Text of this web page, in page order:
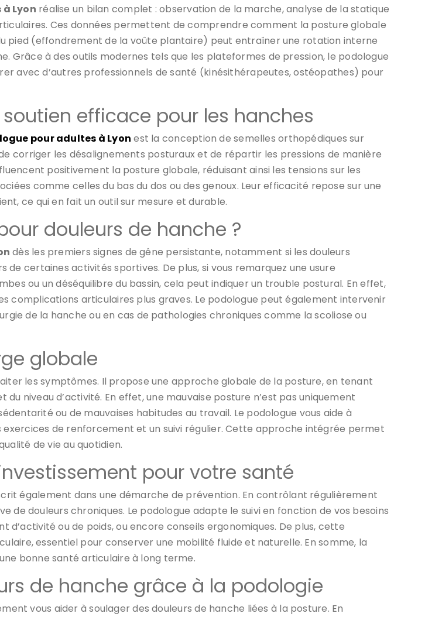
Lyon réalise un bilan complet : observation de la marche, analyse de la statique
Ces données permettent de comprendre comment la posture globale
pied (effondrement de la voûte plantaire) peut entraîner une rotation interne
Grâce à des outils modernes tels que les plateformes de pression, le podologue
avec d’autres professionnels de santé (kinésithérapeutes, ostéopathes) pour
efficace pour les hanches
pour adultes à Lyon est la conception de semelles orthopédiques sur
corriger les désalignements posturaux et de répartir les pressions de manière
positivement la posture globale, réduisant ainsi les tensions sur les
comme celles du bas du dos ou des genoux. Leur efficacité repose sur une
ce qui en fait un outil sur mesure et durable.
douleurs de hanche ?
dès les premiers signes de gêne persistante, notamment si les douleurs
certaines activités sportives. De plus, si vous remarquez une usure
ou un déséquilibre du bassin, cela peut indiquer un trouble postural. En effet,
complications articulaires plus graves. Le podologue peut également intervenir
de la hanche ou en cas de pathologies chroniques comme la scoliose ou
globale
les symptômes. Il propose une approche globale de la posture, en tenant
niveau d’activité. En effet, une mauvaise posture n’est pas uniquement
ou de mauvaises habitudes au travail. Le podologue vous aide à
de renforcement et un suivi régulier. Cette approche intégrée permet
de vie au quotidien.
pour votre santé
également dans une démarche de prévention. En contrôlant régulièrement
de douleurs chroniques. Le podologue adapte le suivi en fonction de vos besoins
ou de poids, ou encore conseils ergonomiques. De plus, cette
essentiel pour conserver une mobilité fluide et naturelle. En somme, la
bonne santé articulaire à long terme.
de hanche grâce à la podologie
vous aider à soulager des douleurs de hanche liées à la posture. En